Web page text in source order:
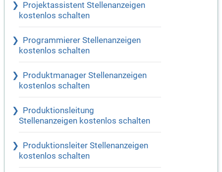
Projektassistent Stellenanzeigen
kostenlos schalten
Programmierer Stellenanzeigen
kostenlos schalten
Produktmanager Stellenanzeigen
kostenlos schalten
Produktionsleitung
Stellenanzeigen kostenlos schalten
Produktionsleiter Stellenanzeigen
kostenlos schalten